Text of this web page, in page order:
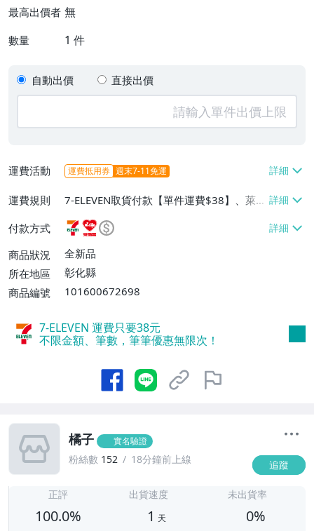
最高出價者 無
數量 1 件
自動出價 直接出價
運費活動 運費抵用券 週末7-11免運
運費規則
7-ELEVEN取貨付款【單件運費$38】、萊爾
富取貨付款【單件運費$60】、郵局掛號
【單件運費$60】
付款方式
商品狀況
全新品
所在地區
彰化縣
商品編號
101600672698
7-ELEVEN 運費只要38元
不限金額、筆數，筆筆優惠無限次！
橘子 實名驗證
粉絲數 152 18分鐘前上線 追蹤
正評
100.0%
出貨速度
1 天
未出貨率
0%